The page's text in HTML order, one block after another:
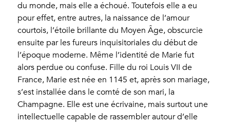
du monde, mais elle a échoué. Toutefois elle a eu
pour effet, entre autres, la naissance de l’amour
courtois, l’étoile brillante du Moyen Âge, obscurcie
ensuite par les fureurs inquisitoriales du début de
l’époque moderne. Même l’identité de Marie fut
alors perdue ou confuse. Fille du roi Louis VII de
France, Marie est née en 1145 et, après son mariage,
s’est installée dans le comté de son mari, la
Champagne. Elle est une écrivaine, mais surtout une
intellectuelle capable de rassembler autour d’elle